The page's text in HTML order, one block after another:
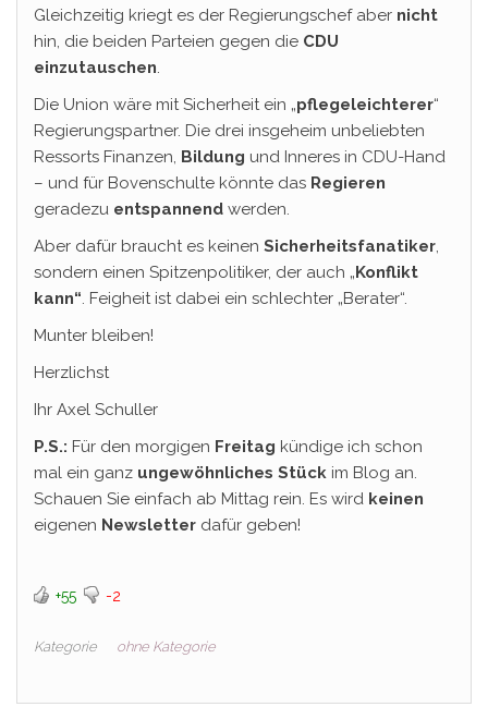
Gleichzeitig kriegt es der Regierungschef aber nicht
hin, die beiden Parteien gegen die CDU
einzutauschen.
Die Union wäre mit Sicherheit ein „pflegeleichterer“
Regierungspartner. Die drei insgeheim unbeliebten
Ressorts Finanzen, Bildung und Inneres in CDU-Hand
– und für Bovenschulte könnte das Regieren
geradezu entspannend werden.
Aber dafür braucht es keinen Sicherheitsfanatiker,
sondern einen Spitzenpolitiker, der auch „Konflikt
kann“. Feigheit ist dabei ein schlechter „Berater“.
Munter bleiben!
Herzlichst
Ihr Axel Schuller
P.S.: Für den morgigen Freitag kündige ich schon
mal ein ganz ungewöhnliches Stück im Blog an.
Schauen Sie einfach ab Mittag rein. Es wird keinen
eigenen Newsletter dafür geben!
+55 -2
Kategorie ohne Kategorie